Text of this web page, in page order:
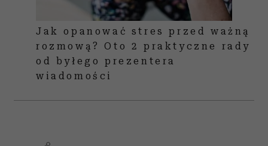
Jak opanować stres przed ważną
rozmową? Oto 2 praktyczne rady
od byłego prezentera
wiadomości